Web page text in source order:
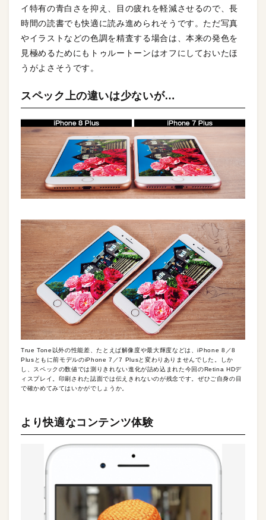
イ特有の青白さを抑え、目の疲れを軽減させるので、長
時間の読書でも快適に読み進められそうです。ただ写真
やイラストなどの色調を精査する場合は、本来の発色を
見極めるためにもトゥルートーンはオフにしておいたほ
うがよさそうです。
スペック上の違いは少ないが…
True Tone以外の性能差、たとえば解像度や最大輝度などは、iPhone 8／8
Plusともに前モデルのiPhone 7／7 Plusと変わりありませんでした。しか
し、スペックの数値では測りきれない進化が詰め込まれた今回のRetina HDデ
ィスプレイ。印刷された誌面では伝えきれないのが残念です。ぜひご自身の目
で確かめてみてはいかがでしょうか。
より快適なコンテンツ体験